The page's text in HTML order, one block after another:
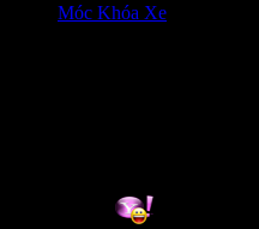
Móc Khóa Xe